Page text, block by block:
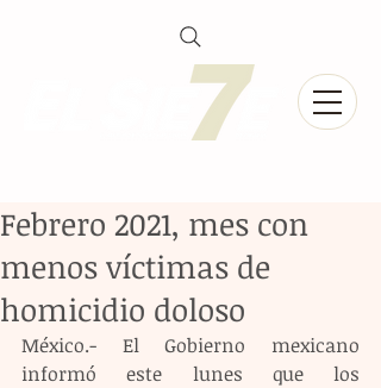
Febrero 2021, mes con
menos víctimas de
homicidio doloso
México.- El Gobierno mexicano
informó este lunes que los